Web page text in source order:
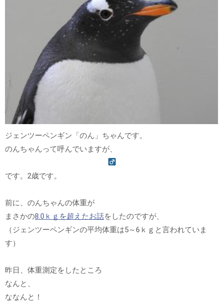
ジェンツーペンギン「のん」ちゃんです。
のんちゃんって呼んでいますが、
です。2歳です。
前に、のんちゃんの体重が
まさかの8.0ｋｇを超えたお話をしたのですが、
（ジェンツーペンギンの平均体重は5～6ｋｇと言われていま
す）
昨日、体重測定をしたところ
なんと、
ななんと！